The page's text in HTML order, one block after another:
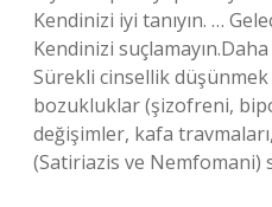
Kendinizi iyi tanıyın. …
Kendinizi
Sürekli cinsellik
bozukluklar (şizofreni,
değişimler, kafa
(Satiriazis ve Nemfomani)